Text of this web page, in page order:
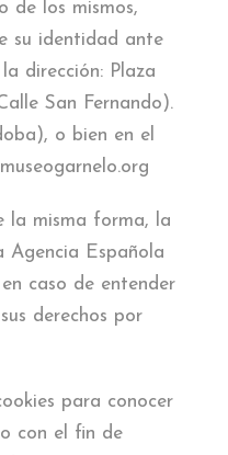
de los mismos,
su identidad ante
dirección: Plaza
San Fernando).
o bien en el
la misma forma, la
Agencia Española
caso de entender
derechos por
para conocer
con el fin de